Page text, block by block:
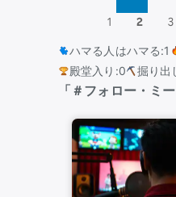
1 2 3
ハマる人はハマる:1
殿堂入り :0 掘り出
「＃フォロー・ミ